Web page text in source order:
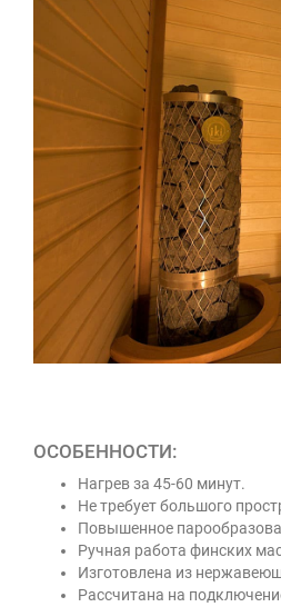
ОСОБЕННОСТИ:
Нагрев за 45-60 минут.
Не требует большого
Повышенное
Ручная работа финских
Изготовлена из
Рассчитана на